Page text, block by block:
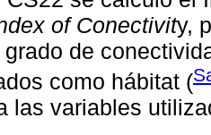
of Conectivity,
de
como hábitat (
las variables